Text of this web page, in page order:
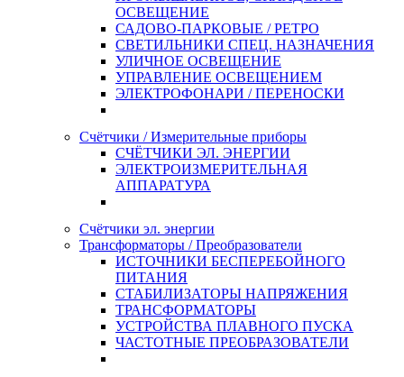
ОСВЕЩЕНИЕ
САДОВО-ПАРКОВЫЕ / РЕТРО
СВЕТИЛЬНИКИ СПЕЦ. НАЗНАЧЕНИЯ
УЛИЧНОЕ ОСВЕЩЕНИЕ
УПРАВЛЕНИЕ ОСВЕЩЕНИЕМ
ЭЛЕКТРОФОНАРИ / ПЕРЕНОСКИ
Счётчики / Измерительные приборы
СЧЁТЧИКИ ЭЛ. ЭНЕРГИИ
ЭЛЕКТРОИЗМЕРИТЕЛЬНАЯ
АППАРАТУРА
Счётчики эл. энергии
Трансформаторы / Преобразователи
ИСТОЧНИКИ БЕСПЕРЕБОЙНОГО
ПИТАНИЯ
СТАБИЛИЗАТОРЫ НАПРЯЖЕНИЯ
ТРАНСФОРМАТОРЫ
УСТРОЙСТВА ПЛАВНОГО ПУСКА
ЧАСТОТНЫЕ ПРЕОБРАЗОВАТЕЛИ